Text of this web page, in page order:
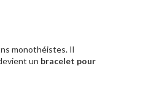
monothéistes. Il
un bracelet pour